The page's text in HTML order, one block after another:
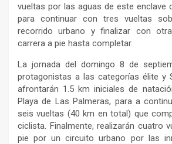
vueltas por las aguas de este enclave
para continuar con tres vueltas
recorrido urbano y finalizar con
carrera a pie hasta completar.
La jornada del domingo 8 de
protagonistas a las categorías élite y
afrontarán 1.5 km iniciales de
Playa de Las Palmeras, para a
seis vueltas (40 km en total) que
ciclista. Finalmente, realizarán cuatro
pie por un circuito urbano por las